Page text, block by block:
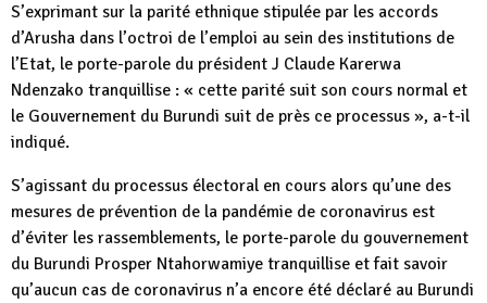
S’exprimant sur la parité ethnique stipulée par les accords
d’Arusha dans l’octroi de l’emploi au sein des institutions de
l’Etat, le porte-parole du président J Claude Karerwa
Ndenzako tranquillise : « cette parité suit son cours normal et
le Gouvernement du Burundi suit de près ce processus », a-t-il
indiqué.
S’agissant du processus électoral en cours alors qu’une des
mesures de prévention de la pandémie de coronavirus est
d’éviter les rassemblements, le porte-parole du gouvernement
du Burundi Prosper Ntahorwamiye tranquillise et fait savoir
qu’aucun cas de coronavirus n’a encore été déclaré au Burundi